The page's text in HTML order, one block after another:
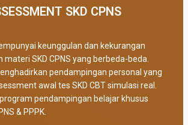
SKD CPNS
keunggulan dan kekurangan
SKD CPNS yang berbeda-beda.
pendampingan personal yang
awal tes SKD CBT simulasi real.
pendampingan belajar khusus
& PPPK.